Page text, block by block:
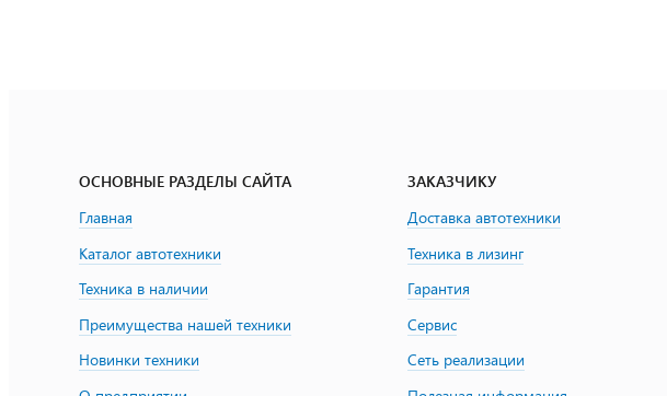
ОСНОВНЫЕ РАЗДЕЛЫ САЙТА
Главная
Каталог автотехники
Техника в наличии
Преимущества нашей техники
Новинки техники
ЗАКАЗЧИКУ
Доставка автотехники
Техника в лизинг
Гарантия
Сервис
Сеть реализации